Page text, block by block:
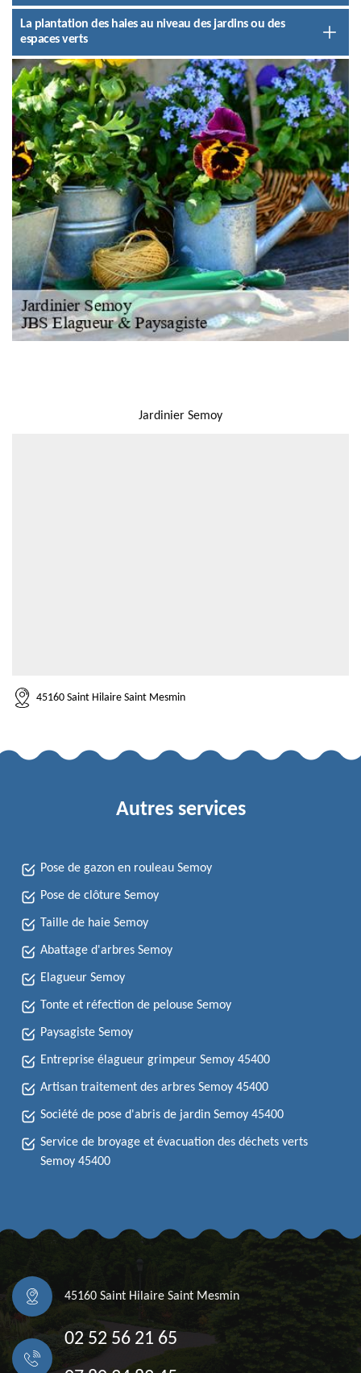
La plantation des haies au niveau des jardins ou des
espaces verts
Jardinier Semoy
45160 Saint Hilaire Saint Mesmin
Autres services
Pose de gazon en rouleau Semoy
Pose de clôture Semoy
Taille de haie Semoy
Abattage d'arbres Semoy
Elagueur Semoy
Tonte et réfection de pelouse Semoy
Paysagiste Semoy
Entreprise élagueur grimpeur Semoy 45400
Artisan traitement des arbres Semoy 45400
Société de pose d'abris de jardin Semoy 45400
Service de broyage et évacuation des déchets verts
Semoy 45400
45160 Saint Hilaire Saint Mesmin
02 52 56 21 65